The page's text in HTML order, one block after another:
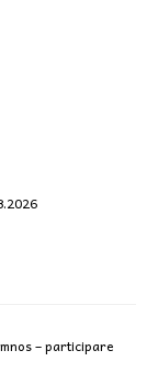
– participare